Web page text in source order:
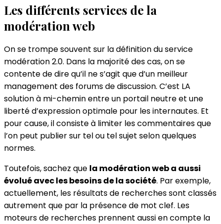
Les différents services de la
modération web
On se trompe souvent sur la définition du service
modération 2.0. Dans la majorité des cas, on se
contente de dire qu’il ne s’agit que d’un meilleur
management des forums de discussion. C’est LA
solution à mi-chemin entre un portail neutre et une
liberté d’expression optimale pour les internautes. Et
pour cause, il consiste à limiter les commentaires que
l’on peut publier sur tel ou tel sujet selon quelques
normes.
Toutefois, sachez que la modération web a aussi
évolué avec les besoins de la société. Par exemple,
actuellement, les résultats de recherches sont classés
autrement que par la présence de mot clef. Les
moteurs de recherches prennent aussi en compte la